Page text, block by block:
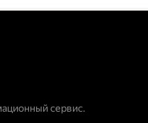
сервис.